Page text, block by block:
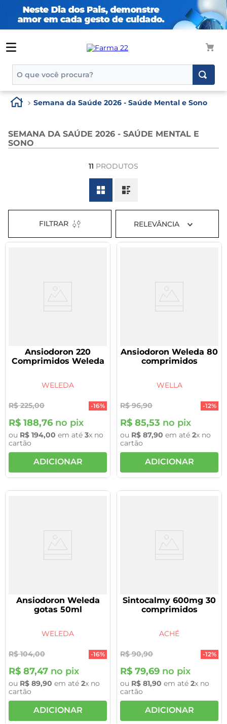
TERMOS MAIS BUSCADOS
2º
rosuvastatina 20mg
3º
generico
8º
tadalafila 5mg
Semana da Saúde 2026 - Saúde Mental e Sono
SEMANA DA SAÚDE 2026 - SAÚDE MENTAL E
SONO
11 PRODUTOS
FILTRAR RELEVÂNCIA
Ansiodoron 220
Comprimidos Weleda
WELEDA
R$ 225,00 -16%
R$ 188,76 no pix
ou R$ 194,00 em até 3x no
cartão
ADICIONAR
Ansiodoron Weleda 80
comprimidos
WELLA
R$ 96,90 -12%
R$ 85,53 no pix
ou R$ 87,90 em até 2x no
cartão
ADICIONAR
Ansiodoron Weleda
gotas 50ml
WELEDA
R$ 104,00 -16%
R$ 87,47 no pix
ou R$ 89,90 em até 2x no
cartão
ADICIONAR
Sintocalmy 600mg 30
comprimidos
ACHÉ
R$ 90,90 -12%
R$ 79,69 no pix
ou R$ 81,90 em até 2x no
cartão
ADICIONAR